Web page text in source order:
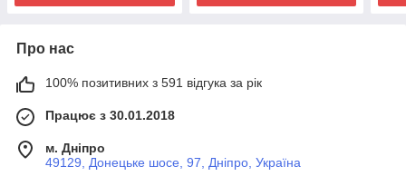
Про нас
100% позитивних з 591 відгука за рік
Працює з 30.01.2018
м. Дніпро
49129, Донецьке шосе, 97, Дніпро, Україна